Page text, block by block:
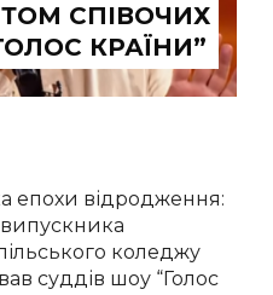
СПІВОЧИХ
КРАЇНИ”
епохи відродження:
коледжу
суддів шоу “Голос